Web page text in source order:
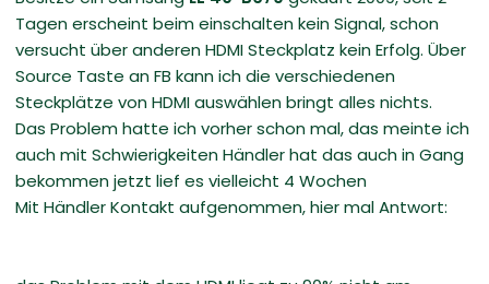
Tagen erscheint beim einschalten kein Signal, schon
versucht über anderen HDMI Steckplatz kein Erfolg. Über
Source Taste an FB kann ich die verschiedenen
Steckplätze von HDMI auswählen bringt alles nichts.
Das Problem hatte ich vorher schon mal, das meinte ich
auch mit Schwierigkeiten Händler hat das auch in Gang
bekommen jetzt lief es vielleicht 4 Wochen
Mit Händler Kontakt aufgenommen, hier mal Antwort: